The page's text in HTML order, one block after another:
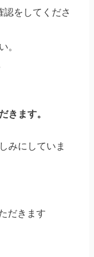
をしてくださ
。
きます。
みにしていま
だきます